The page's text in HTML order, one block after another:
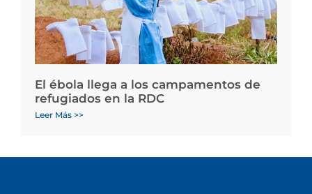
El ébola llega a los campamentos de
refugiados en la RDC
Leer Más >>